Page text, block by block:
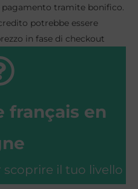
tramite bonifico.
potrebbe essere
in fase di checkout
français en
il tuo livello